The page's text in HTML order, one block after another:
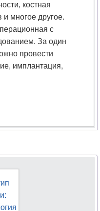
костная
и многое другое.
с
За один
провести
имплантация,